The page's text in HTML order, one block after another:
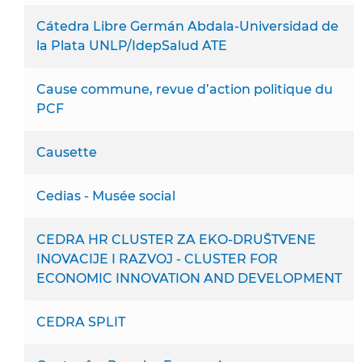
Cátedra Libre Germán Abdala-Universidad de
la Plata UNLP/IdepSalud ATE
Cause commune, revue d’action politique du
PCF
Causette
Cedias - Musée social
CEDRA HR CLUSTER ZA EKO-DRUŠTVENE
INOVACIJE I RAZVOJ - CLUSTER FOR
ECONOMIC INNOVATION AND DEVELOPMENT
CEDRA SPLIT